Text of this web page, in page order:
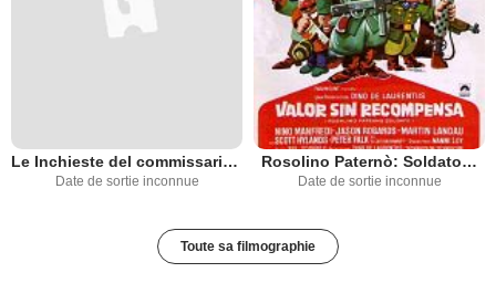
Le Inchieste del commissario Maigret
Date de sortie inconnue
Rosolino Paternò: Soldato…
Date de sortie inconnue
Toute sa filmographie